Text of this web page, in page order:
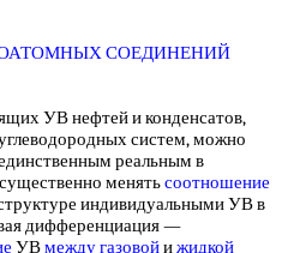
СОЕДИНЕНИЙ
УВ нефтей и конденсатов,
систем, можно
реальным в
менятьсоотношение
индивидуальными УВ в
дифференциация —
УВмежду газовойижидкой